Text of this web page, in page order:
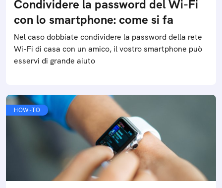
Condividere la password del Wi-Fi
con lo smartphone: come si fa
Nel caso dobbiate condividere la password della rete
Wi-Fi di casa con un amico, il vostro smartphone può
esservi di grande aiuto
HOW-TO